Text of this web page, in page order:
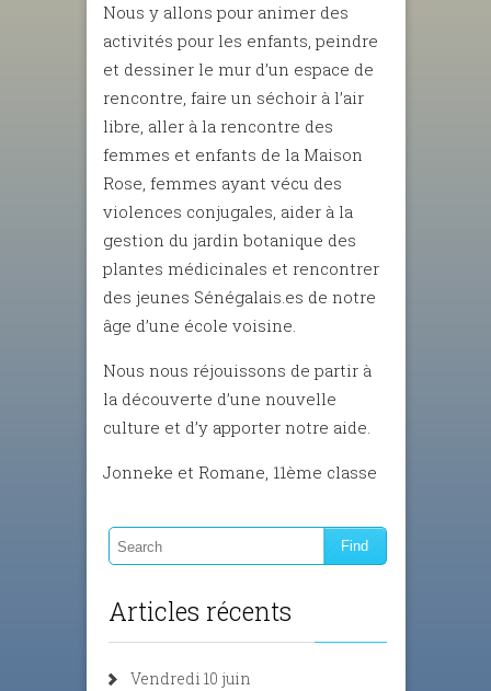
Nous y allons pour animer des
activités pour les enfants, peindre
et dessiner le mur d’un espace de
rencontre, faire un séchoir à l’air
libre, aller à la rencontre des
femmes et enfants de la Maison
Rose, femmes ayant vécu des
violences conjugales, aider à la
gestion du jardin botanique des
plantes médicinales et rencontrer
des jeunes Sénégalais.es de notre
âge d’une école voisine.
Nous nous réjouissons de partir à
la découverte d’une nouvelle
culture et d’y apporter notre aide.
Jonneke et Romane, 11ème classe
Articles récents
Vendredi 10 juin